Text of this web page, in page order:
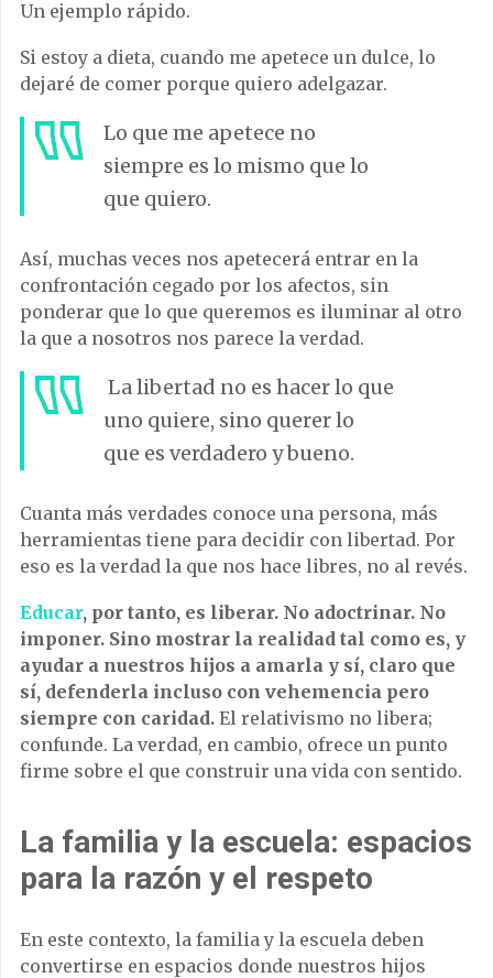
Un ejemplo rápido.
Si estoy a dieta, cuando me apetece un dulce, lo
dejaré de comer porque quiero adelgazar.
Lo que me apetece no
siempre es lo mismo que lo
que quiero.
Así, muchas veces nos apetecerá entrar en la
confrontación cegado por los afectos, sin
ponderar que lo que queremos es iluminar al otro
la que a nosotros nos parece la verdad.
La libertad no es hacer lo que
uno quiere, sino querer lo
que es verdadero y bueno.
Cuanta más verdades conoce una persona, más
herramientas tiene para decidir con libertad. Por
eso es la verdad la que nos hace libres, no al revés.
Educar, por tanto, es liberar. No adoctrinar. No
imponer. Sino mostrar la realidad tal como es, y
ayudar a nuestros hijos a amarla y sí, claro que
sí, defenderla incluso con vehemencia pero
siempre con caridad. El relativismo no libera;
confunde. La verdad, en cambio, ofrece un punto
firme sobre el que construir una vida con sentido.
La familia y la escuela: espacios
para la razón y el respeto
En este contexto, la familia y la escuela deben
convertirse en espacios donde nuestros hijos